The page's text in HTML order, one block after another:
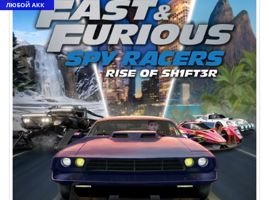
ЛЮБОЙ АКК